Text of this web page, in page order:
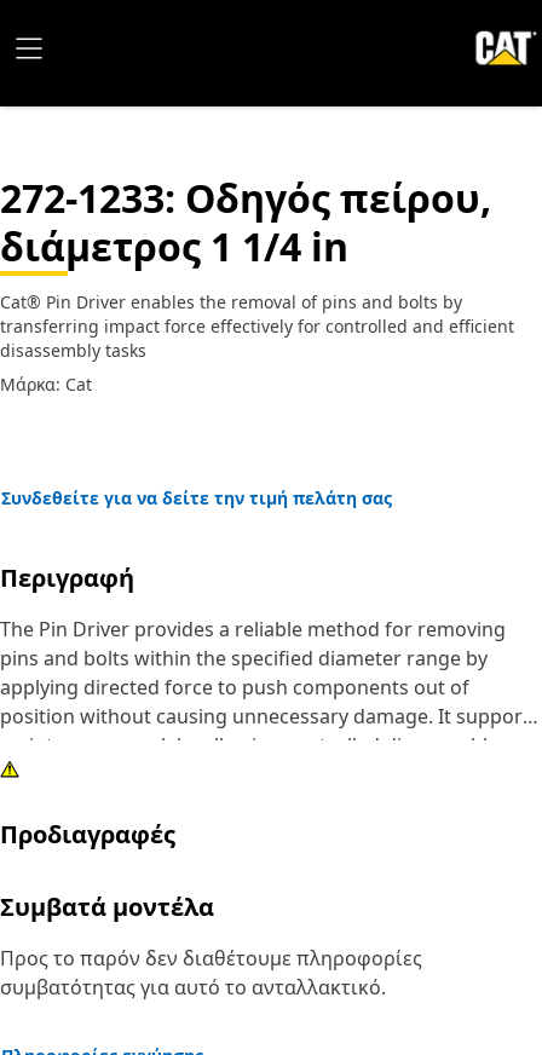
272-1233: Οδηγός πείρου,
διάμετρος 1 1/4 in
Cat® Pin Driver enables the removal of pins and bolts by
transferring impact force effectively for controlled and efficient
disassembly tasks
Μάρκα: Cat
Συνδεθείτε για να δείτε την τιμή πελάτη σας
Περιγραφή
The Pin Driver provides a reliable method for removing
pins and bolts within the specified diameter range by
applying directed force to push components out of
position without causing unnecessary damage. It supports
maintenance work by allowing controlled disassembly,
reducing the effort required to separate tightly fitted
tasks. The tool helps maintain alignment during removal,
components can be detached stably and predictably.
Attributes:
• Helps prevent damage to surrounding surfaces during
removal.
Προδιαγραφές
Συμβατά μοντέλα
Προς το παρόν δεν διαθέτουμε πληροφορίες
συμβατότητας για αυτό το ανταλλακτικό.